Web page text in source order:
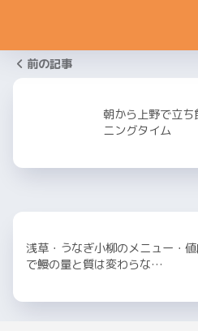
前の記事
朝から上野で立
ニングタイム
浅草・うなぎ小柳のメニュー・
で鰻の量と質は変わらな…